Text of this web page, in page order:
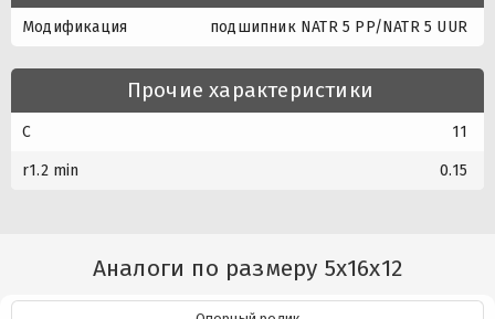
Модификация подшипник NATR 5 PP/NATR 5 UUR
Прочие характеристики
C 11
r1.2 min 0.15
Аналоги по размеру 5x16x12